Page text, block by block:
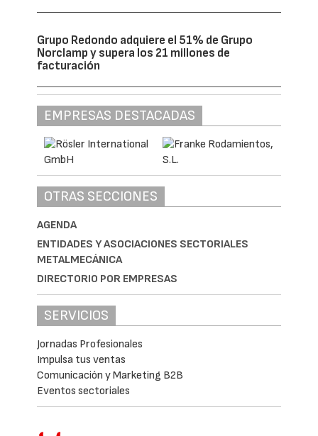
Grupo Redondo adquiere el 51% de Grupo
Norclamp y supera los 21 millones de
facturación
EMPRESAS DESTACADAS
OTRAS SECCIONES
AGENDA
ENTIDADES Y ASOCIACIONES SECTORIALES
METALMECÁNICA
DIRECTORIO POR EMPRESAS
SERVICIOS
Jornadas Profesionales
Impulsa tus ventas
Comunicación y Marketing B2B
Eventos sectoriales